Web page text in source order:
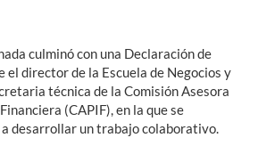
culminó con una Declaración de
el director de la Escuela de Negocios y
técnica de la Comisión Asesora
(CAPIF), en la que se
desarrollar un trabajo colaborativo.